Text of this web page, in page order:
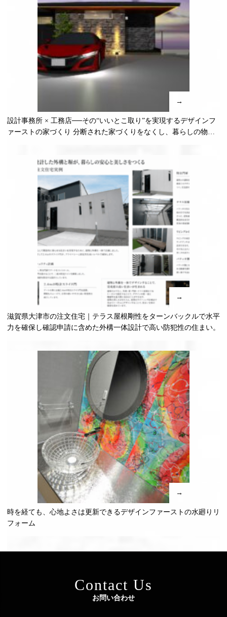
→
設計事務所 × 工務店──その“いいとこ取り”を実現するデザインフ
ァーストの家づくり 分断された家づくりをなくし、暮らしの物語
→
滋賀県大津市の注文住宅｜テラス屋根剛性をターンバックルで水平
力を確保し確認申請に含めた外構一体設計で高い防犯性の住まい。
→
時を経ても、心地よさは更新できるデザインファーストの水廻りリ
フォーム
Contact Us
お問い合わせ